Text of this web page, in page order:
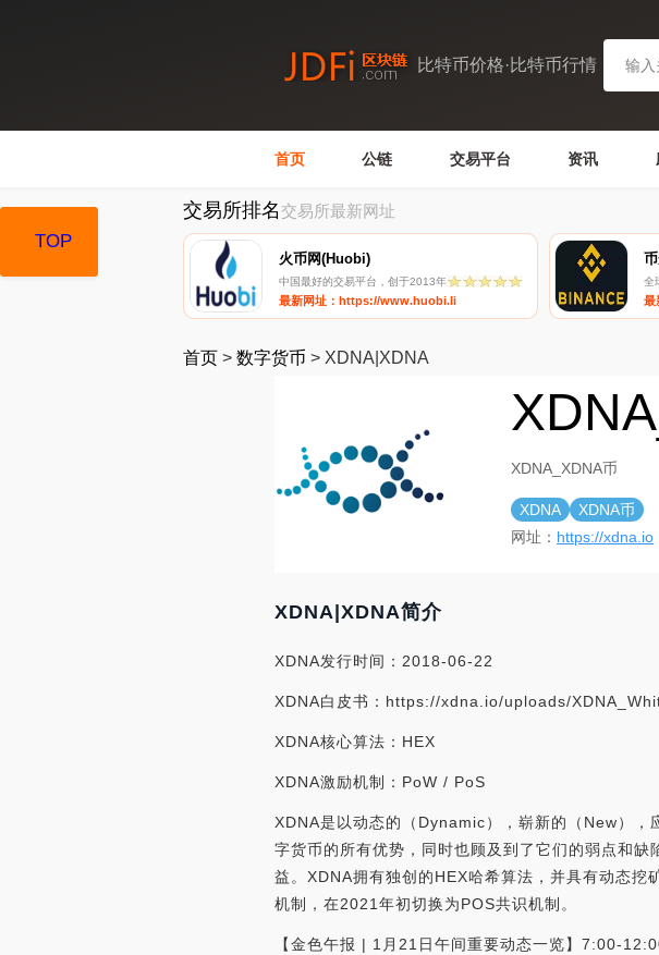
比特币价格·比特币行情
首页 公链 交易平台 资讯
交易所排名交易所最新网址
火币网(Huobi)
中国最好的交易平台，创于2013年
最新网址：https://www.huobi.li
全
最
首页 > 数字货币 > XDNA|XDNA
XDNA_XDNA币
XDNA
XDNA币
网址： https://xdna.io
XDNA|XDNA简介
XDNA发行时间：2018-06-22
XDNA白皮书：https://xdna.io/uploads/
XDNA核心算法：HEX
XDNA激励机制：PoW / PoS
XDNA是以动态的（Dynamic），崭新的（New）
字货币的所有优势，同时也顾及到了它们的弱点和
益。XDNA拥有独创的HEX哈希算法，并具有动态
机制，在2021年初切换为POS共识机制。
【金色午报 | 1月21日午间重要动态一览】7:00-
TOP
TOP